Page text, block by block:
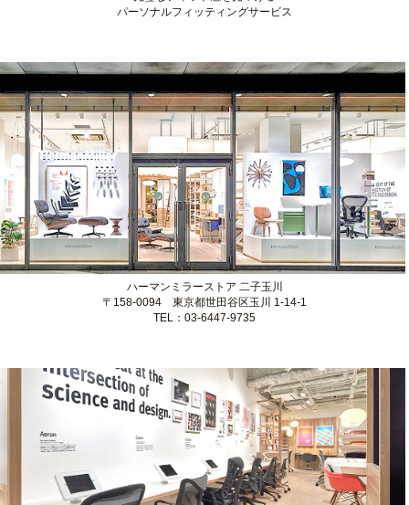
〒150-0042 東京都渋谷区宇田川町 3-10
TEL：03-5990-4818
完璧なフィット感を見つける
パーソナルフィッティングサービス